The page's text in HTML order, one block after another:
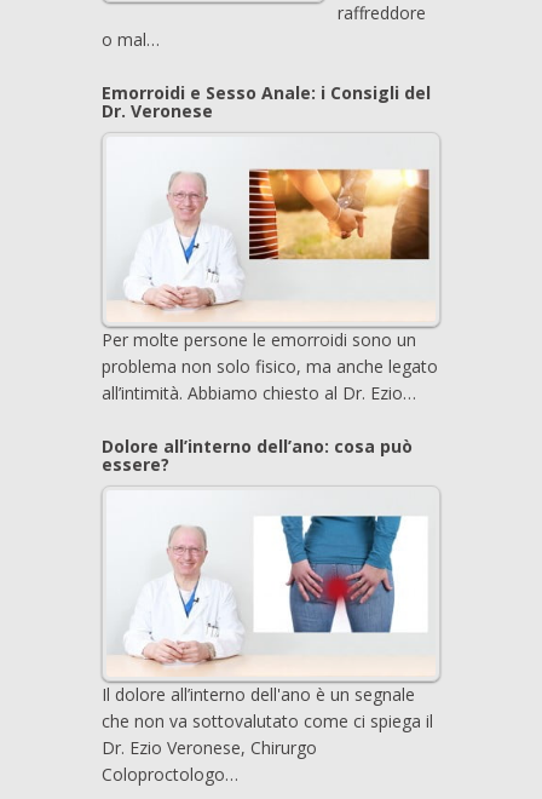
raffreddore
o mal…
Emorroidi e Sesso Anale: i Consigli del
Dr. Veronese
Per molte persone le emorroidi sono un
problema non solo fisico, ma anche legato
all’intimità. Abbiamo chiesto al Dr. Ezio…
Dolore all’interno dell’ano: cosa può
essere?
Il dolore all’interno dell'ano è un segnale
che non va sottovalutato come ci spiega il
Dr. Ezio Veronese, Chirurgo
Coloproctologo…